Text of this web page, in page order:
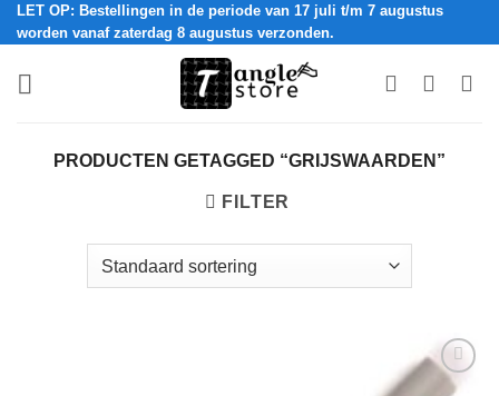
Ga
naar
LET OP: Bestellingen in de periode van 17 juli t/m 7 augustus
worden vanaf zaterdag 8 augustus verzonden.
PRODUCTEN GETAGGED “GRIJSWAARDEN”
FILTER